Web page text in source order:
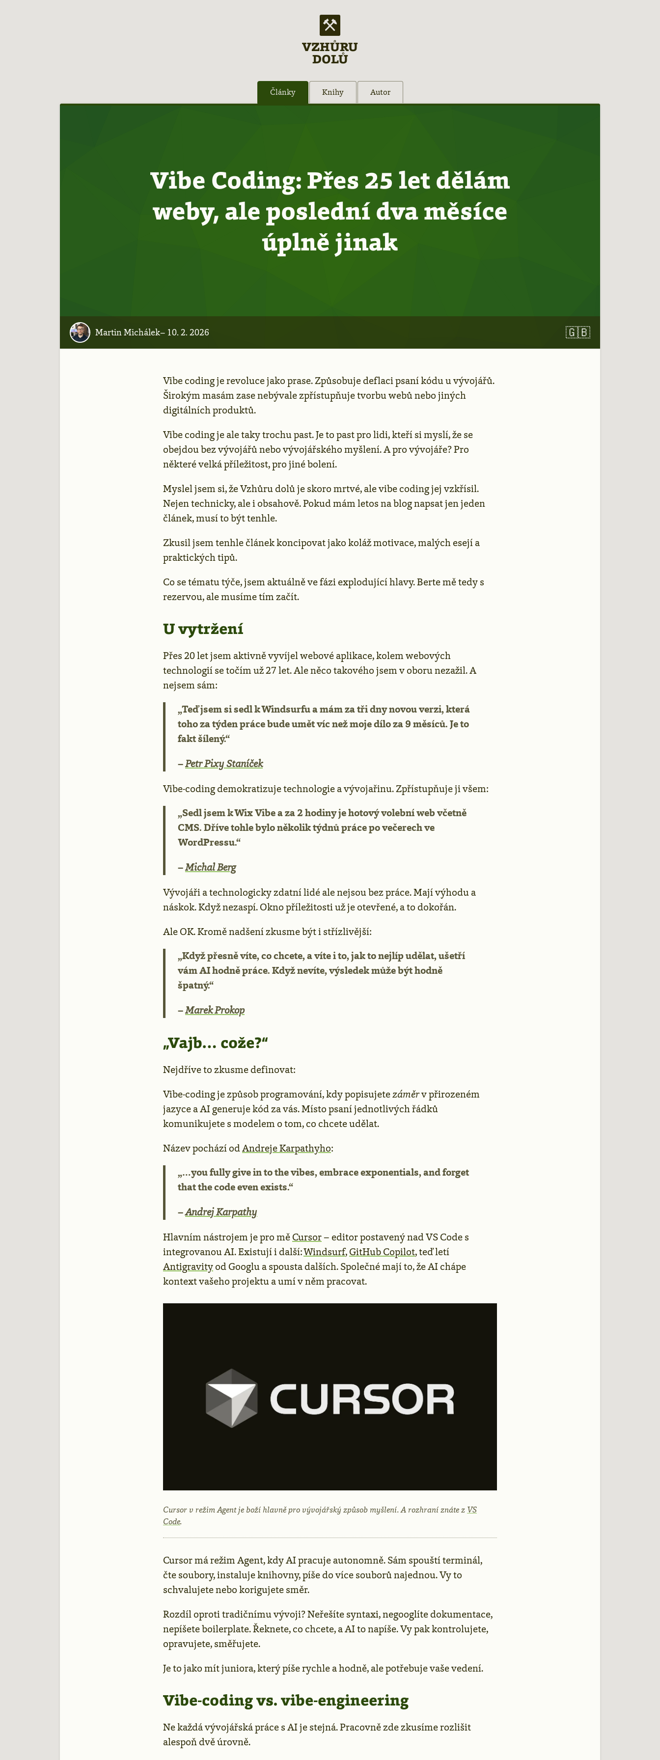
VZHŮRU
DOLŮ
Články Knihy Autor
Vibe Coding: Přes 25 let dělám
weby, ale poslední dva měsíce
úplně jinak
Martin Michálek– 10. 2. 2026 🇬🇧
Vibe coding je revoluce jako prase. Způsobuje deflaci psaní kódu u vývojářů.
Širokým masám zase nebývale zpřístupňuje tvorbu webů nebo jiných
digitálních produktů.
Vibe coding je ale taky trochu past. Je to past pro lidi, kteří si myslí, že se
obejdou bez vývojářů nebo vývojářského myšlení. A pro vývojáře? Pro
některé velká příležitost, pro jiné bolení.
Myslel jsem si, že Vzhůru dolů je skoro mrtvé, ale vibe coding jej vzkřísil.
Nejen technicky, ale i obsahově. Pokud mám letos na blog napsat jen jeden
článek, musí to být tenhle.
Zkusil jsem tenhle článek koncipovat jako koláž motivace, malých esejí a
praktických tipů.
Co se tématu týče, jsem aktuálně ve fázi explodující hlavy. Berte mě tedy s
rezervou, ale musíme tím začít.
U vytržení
Přes 20 let jsem aktivně vyvíjel webové aplikace, kolem webových
technologií se točím už 27 let. Ale něco takového jsem v oboru nezažil. A
nejsem sám:
„Teď jsem si sedl k Windsurfu a mám za tři dny novou verzi, která
toho za týden práce bude umět víc než moje dílo za 9 měsíců. Je to
fakt šílený.“
–Petr Pixy Staníček
Vibe-coding demokratizuje technologie a vývojařinu. Zpřístupňuje ji všem:
„Sedl jsem k Wix Vibe a za 2 hodiny je hotový volební web včetně
CMS. Dříve tohle bylo několik týdnů práce po večerech ve
WordPressu.“
–Michal Berg
Vývojáři a technologicky zdatní lidé ale nejsou bez práce. Mají výhodu a
náskok. Když nezaspí. Okno příležitosti už je otevřené, a to dokořán.
Ale OK. Kromě nadšení zkusme být i střízlivější:
„Když přesně víte, co chcete, a víte i to, jak to nejlíp udělat, ušetří
vám AI hodně práce. Když nevíte, výsledek může být hodně
špatný.“
–Marek Prokop
„Vajb… cože?“
Nejdříve to zkusme definovat:
Vibe-coding je způsob programování, kdy popisujetezáměrv přirozeném
jazyce a AI generuje kód za vás. Místo psaní jednotlivých řádků
komunikujete s modelem o tom, co chcete udělat.
Název pochází odAndreje Karpathyho:
„…you fully give in to the vibes, embrace exponentials, and forget
that the code even exists.“
–Andrej Karpathy
Hlavním nástrojem je pro měCursor– editor postavený nad VS Code s
integrovanou AI. Existují i další:Windsurf,GitHub Copilot, teď letí
Antigravityod Googlu a spousta dalších. Společné mají to, že AI chápe
kontext vašeho projektu a umí v něm pracovat.
Cursor v režim Agent je boží hlavně pro vývojářský způsob myšlení. A rozhraní znáte z VS
Code.
Cursor má režim Agent, kdy AI pracuje autonomně. Sám spouští terminál,
čte soubory, instaluje knihovny, píše do více souborů najednou. Vy to
schvalujete nebo korigujete směr.
Rozdíl oproti tradičnímu vývoji? Neřešíte syntaxi, negooglíte dokumentace,
nepíšete boilerplate. Řeknete, co chcete, a AI to napíše. Vy pak kontrolujete,
opravujete, směřujete.
Je to jako mít juniora, který píše rychle a hodně, ale potřebuje vaše vedení.
Vibe-coding vs. vibe-engineering
Ne každá vývojářská práce s AI je stejná. Pracovně zde zkusíme rozlišit
alespoň dvě úrovně.